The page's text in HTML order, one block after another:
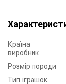
Країна
виробник
Розмір породи
Тип іграшок